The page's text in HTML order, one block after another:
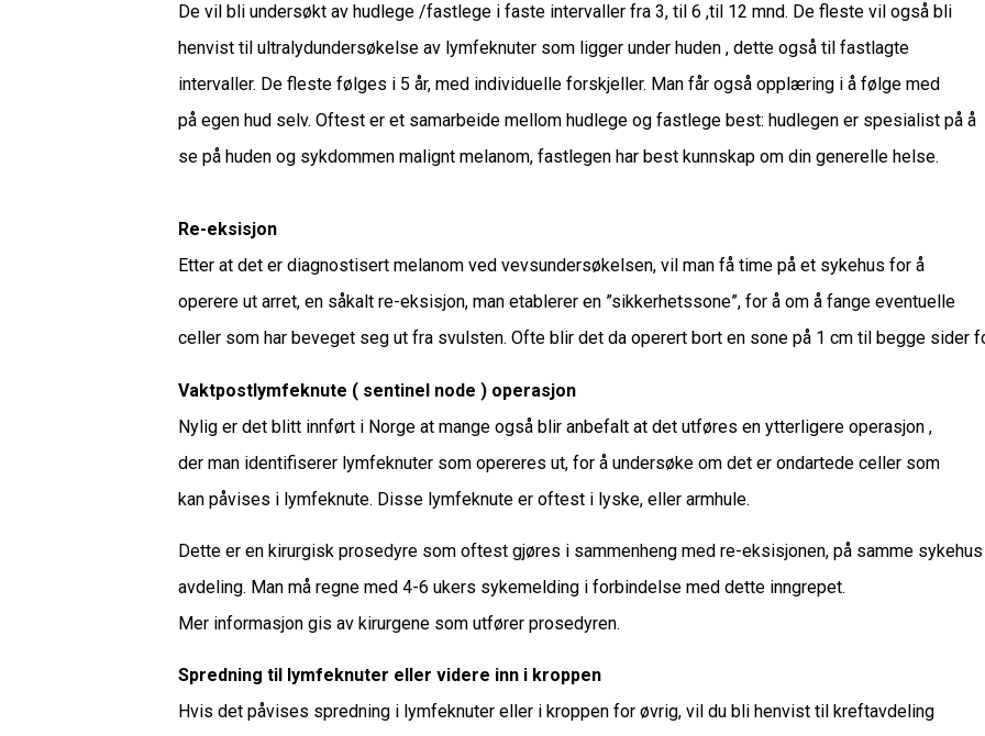
De vil bli undersøkt av hudlege /fastlege i faste intervaller fra 3, til 6 ,til 12 mnd. De fleste vil også bli
henvist til ultralydundersøkelse av lymfeknuter som ligger under huden , dette også til fastlagte
intervaller. De fleste følges i 5 år, med individuelle forskjeller. Man får også opplæring i å følge med
på egen hud selv. Oftest er et samarbeide mellom hudlege og fastlege best: hudlegen er spesialist på å
se på huden og sykdommen malignt melanom, fastlegen har best kunnskap om din generelle helse.
Re-eksisjon
Etter at det er diagnostisert melanom ved vevsundersøkelsen, vil man få time på et sykehus for å
operere ut arret, en såkalt re-eksisjon, man etablerer en ”sikkerhetssone”, for å om å fange eventuelle
celler som har beveget seg ut fra svulsten. Ofte blir det da operert bort en sone på 1 cm til begge sider
Vaktpostlymfeknute ( sentinel node ) operasjon
Nylig er det blitt innført i Norge at mange også blir anbefalt at det utføres en ytterligere operasjon ,
der man identifiserer lymfeknuter som opereres ut, for å undersøke om det er ondartede celler som
kan påvises i lymfeknute. Disse lymfeknute er oftest i lyske, eller armhule.
Dette er en kirurgisk prosedyre som oftest gjøres i sammenheng med re-eksisjonen, på samme sykehus
avdeling. Man må regne med 4-6 ukers sykemelding i forbindelse med dette inngrepet.
Mer informasjon gis av kirurgene som utfører prosedyren.
Spredning til lymfeknuter eller videre inn i kroppen
Hvis det påvises spredning i lymfeknuter eller i kroppen for øvrig, vil du bli henvist til kreftavdeling